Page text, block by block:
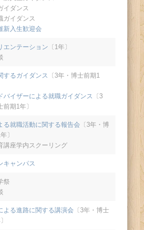
イダンス
ガイダンス
新入生歓迎会
エンテーション 〔1年〕
するガイダンス 〔3年・博士前期1
バイザーによる就職ガイダンス 〔3
期1年〕
る就職活動に関する報告会 〔3年・博
〕
講座学内スクーリング
キャンパス
祭
よる進路に関する講演会 〔3年・博士